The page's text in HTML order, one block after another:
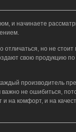
и начинаете
но не
свою продукцию
производитель
не ошибиться,
на комфорт, и на